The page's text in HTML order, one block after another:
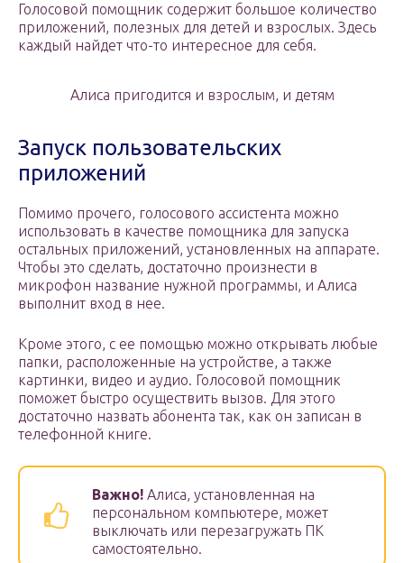
Голосовой помощник содержит большое количество
приложений, полезных для детей и взрослых. Здесь
каждый найдет что-то интересное для себя.
Алиса пригодится и взрослым, и детям
Запуск пользовательских
приложений
Помимо прочего, голосового ассистента можно
использовать в качестве помощника для запуска
остальных приложений, установленных на аппарате.
Чтобы это сделать, достаточно произнести в
микрофон название нужной программы, и Алиса
выполнит вход в нее.
Кроме этого, с ее помощью можно открывать любые
папки, расположенные на устройстве, а также
картинки, видео и аудио. Голосовой помощник
поможет быстро осуществить вызов. Для этого
достаточно назвать абонента так, как он записан в
телефонной книге.
Важно! Алиса, установленная на
персональном компьютере, может
выключать или перезагружать ПК
самостоятельно.